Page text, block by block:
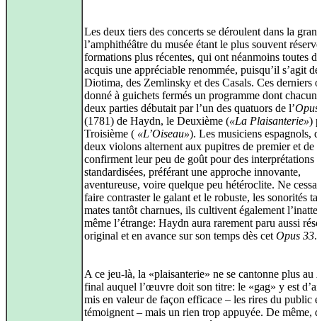
Les deux tiers des concerts se déroulent dans la
l’amphithéâtre du musée étant le plus souvent
formations plus récentes, qui ont néanmoins toutes
acquis une appréciable renommée, puisqu’il s’agit
Diotima, des Zemlinsky et des Casals. Ces derniers
donné à guichets fermés un programme dont
deux parties débutait par l’un des quatuors de l’
(1781) de Haydn, le Deuxième («La Plaisanterie»)
Troisième ( «L’Oiseau»). Les musiciens espagnols,
deux violons alternent aux pupitres de premier et de
confirment leur peu de goût pour des interprétations
standardisées, préférant une approche innovante,
aventureuse, voire quelque peu hétéroclite. Ne
faire contraster le galant et le robuste, les sonorités
mates tantôt charnues, ils cultivent également
même l’étrange: Haydn aura rarement paru aussi
original et en avance sur son temps dès cet Opus 33.
A ce jeu-là, la «plaisanterie» ne se cantonne plus au
final auquel l’œuvre doit son titre: le «gag» y est
mis en valeur de façon efficace – les rires du public
témoignent – mais un rien trop appuyée. De même,